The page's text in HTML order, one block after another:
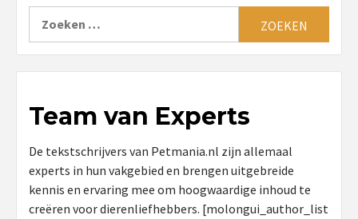
Team van Experts
De tekstschrijvers van Petmania.nl zijn allemaal
experts in hun vakgebied en brengen uitgebreide
kennis en ervaring mee om hoogwaardige inhoud te
creëren voor dierenliefhebbers. [molongui_author_list